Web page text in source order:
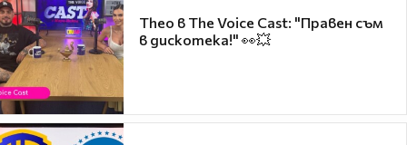
Theo в The Voice Cast: "Правен съм
в дискотека!" 👀💥